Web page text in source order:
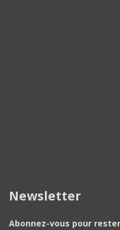
Newsletter
Abonnez-vous pour